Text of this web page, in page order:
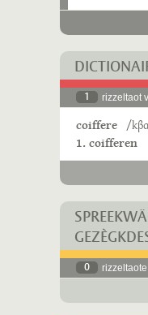
1 rizzeltaot
coiffere /
1. coifferen
0